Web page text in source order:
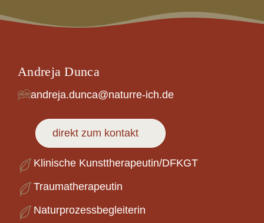
Andreja Dunca
andreja.dunca@naturre-ich.de
direkt zum kontakt
Klinische Kunsttherapeutin/DFKGT
Traumatherapeutin
Naturprozessbegleiterin